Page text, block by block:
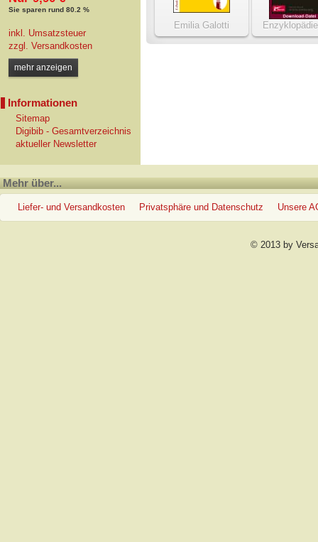
Sie sparen rund 80.2 %
inkl. Umsatzsteuer
zzgl. Versandkosten
mehr anzeigen
Informationen
Sitemap
Digibib - Gesamtverzeichnis
aktueller Newsletter
Emilia Galotti
Mehr über...
Liefer- und Versandkosten Privatsphäre und Datenschutz Unsere
© 2013 by